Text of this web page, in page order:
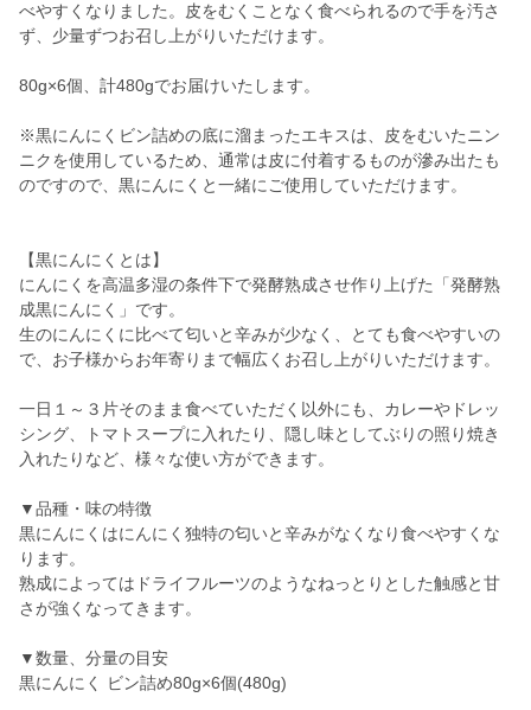
べやすくなりました。皮をむくことなく食べられるので手を汚さ
ず、少量ずつお召し上がりいただけます。
80g×6個、計480gでお届けいたします。
※黒にんにくビン詰めの底に溜まったエキスは、皮をむいたニン
ニクを使用しているため、通常は皮に付着するものが滲み出たも
のですので、黒にんにくと一緒にご使用していただけます。
【黒にんにくとは】
にんにくを高温多湿の条件下で発酵熟成させ作り上げた「発酵熟
成黒にんにく」です。
生のにんにくに比べて匂いと辛みが少なく、とても食べやすいの
で、お子様からお年寄りまで幅広くお召し上がりいただけます。
一日１～３片そのまま食べていただく以外にも、カレーやドレッ
シング、トマトスープに入れたり、隠し味としてぶりの照り焼き
入れたりなど、様々な使い方ができます。
▼品種・味の特徴
黒にんにくはにんにく独特の匂いと辛みがなくなり食べやすくな
ります。
熟成によってはドライフルーツのようなねっとりとした触感と甘
さが強くなってきます。
▼数量、分量の目安
黒にんにく ビン詰め80g×6個(480g)